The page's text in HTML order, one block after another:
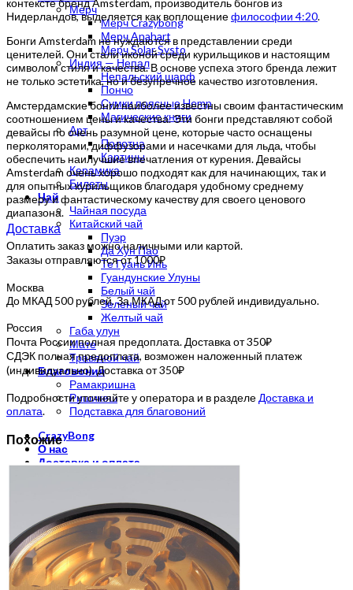
Мерч
Мерч Crazybong
Мерч Anahart
Мерч Solar Systo
Индия — Непал
Непальский шарф
Пончо
Сумки поясные Hemp
Магические книги
Арт
Полотна
Картины
Керамика
Билеты
Чай
Чайная посуда
Китайский чай
Пуэр
Да Хун Пао
Те Гуань Инь
Гуандунские Улуны
Белый чай
Зеленый чай
Желтый чай
Габа улун
Мате
Травяной чай
Благовония
Рамакришна
Ришикеш
Подставка для благовоний
CrazyBong
О нас
Доставка и оплата
контексте бренд Amsterdam, производитель бонгов из
Нидерландов, выделяется как воплощениефилософии 4:20.
Бонги Amsterdam не нуждаются в представлении среди
ценителей. Они стали иконой среди курильщиков и настоящим
символом стиля и качества. В основе успеха этого бренда лежит
не только эстетика, но и безупречное качество изготовления.
Амстердамские бонги наиболее известны своим фантастическим
соотношением цены и качества. Эти бонги представляют собой
девайсы по очень разумной цене, которые часто оснащены
перколяторами, диффузорами и насечками для льда, чтобы
обеспечить наилучшие впечатления от курения. Девайсы
Amsterdam очень хорошо подходят как для начинающих, так и
для опытных курильщиков благодаря удобному среднему
размеру и фантастическому качеству для своего ценового
диапазона.
Доставка
Оплатить заказ можно наличными или картой.
Заказы отправляются от 1000₽
Москва
До МКАД 500 рублей. За МКАД от 500 рублей индивидуально.
Россия
Почта России полная предоплата. Доставка от 350₽
СДЭК полная предоплата, возможен наложенный платеж
(индивидуально). Доставка от 350₽
Подробности уточняйте у оператора и в разделе Доставка и
оплата.
Похожие